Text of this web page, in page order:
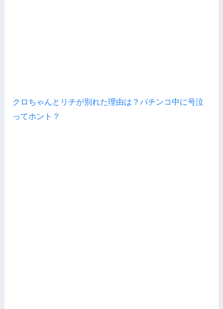
クロちゃんとリチが別れた理由は？パチンコ中に号泣
ってホント？